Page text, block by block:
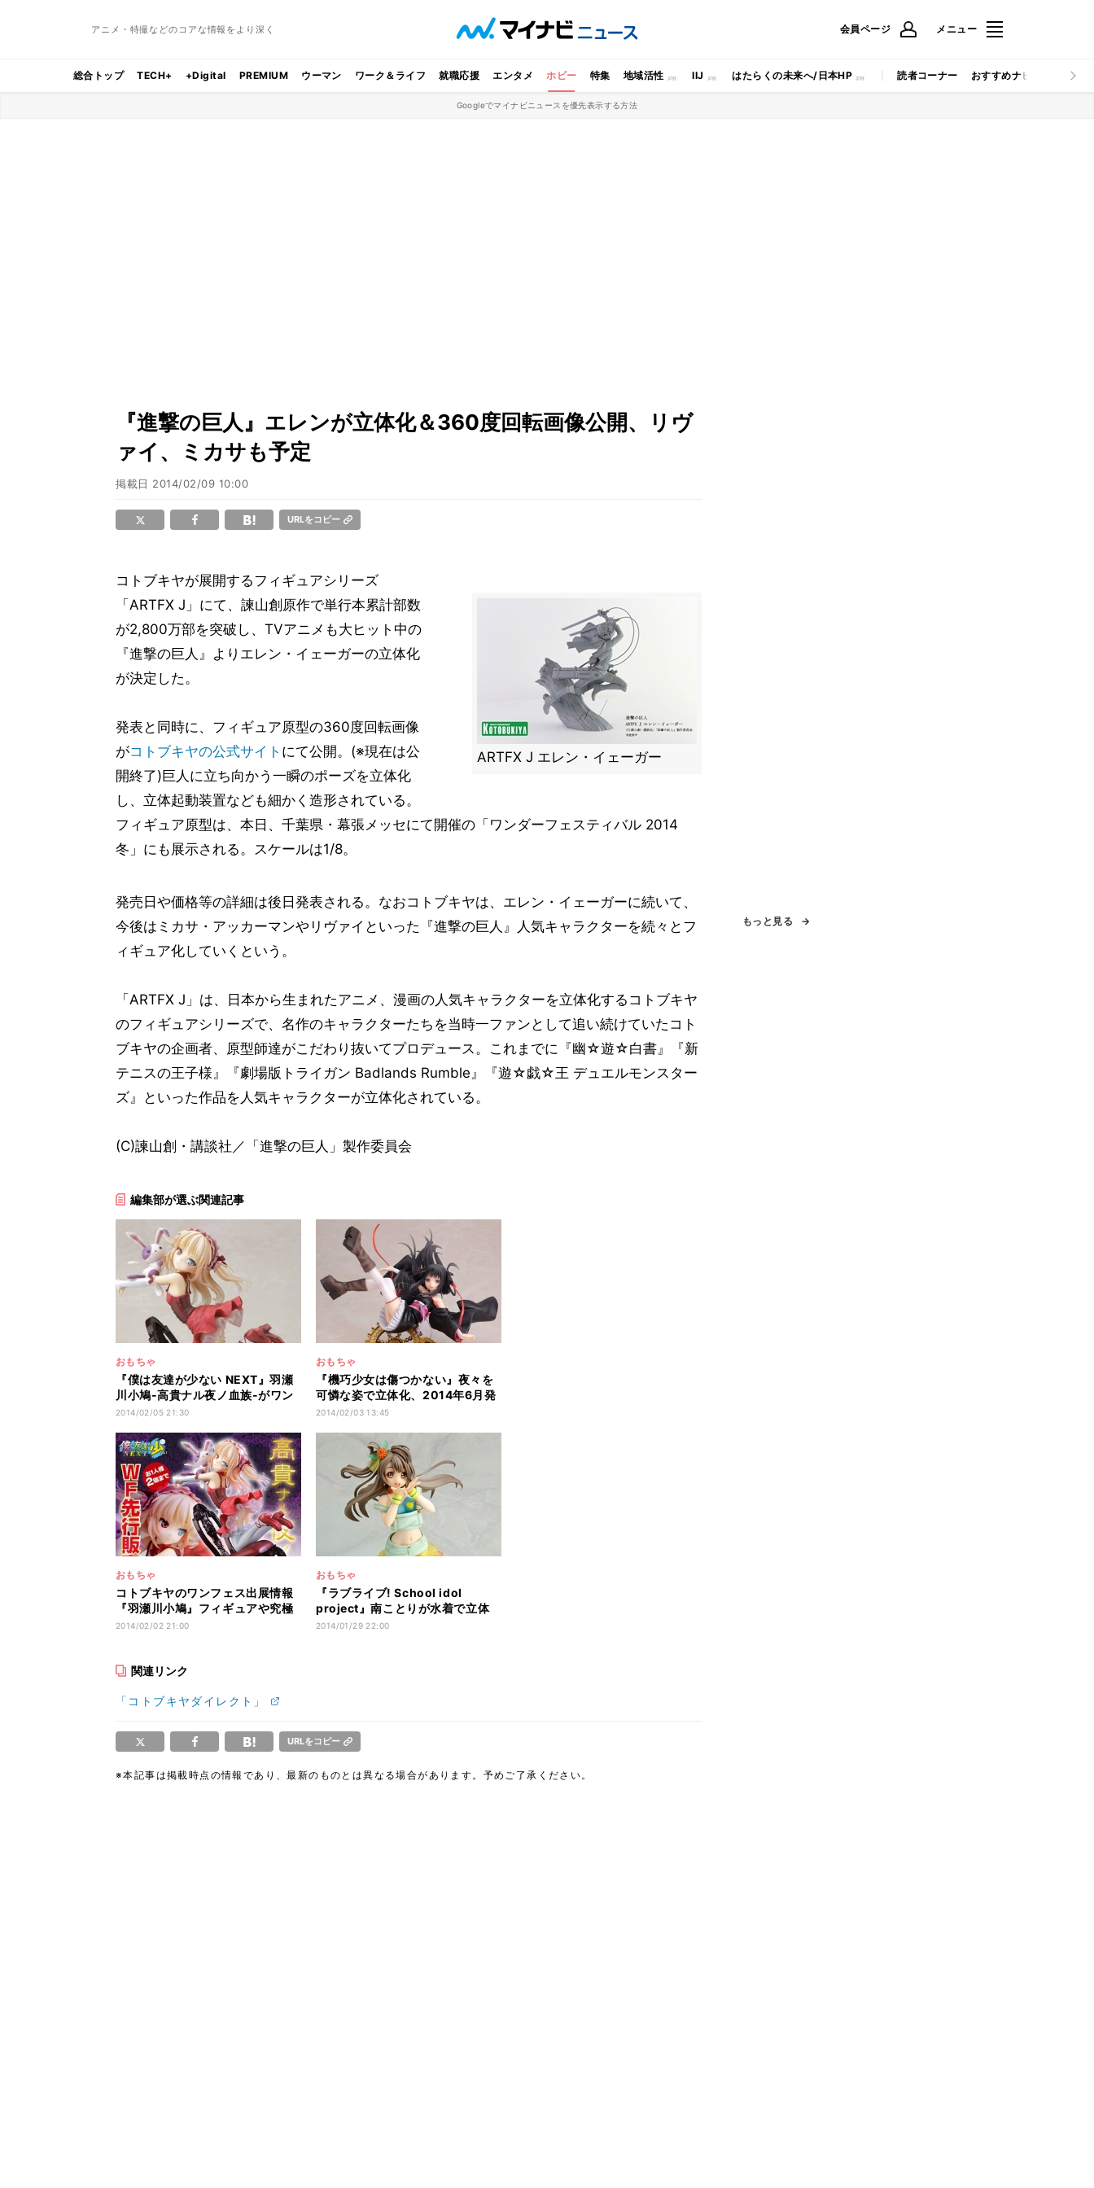
アニメ・特撮などのコアな情報をより深く 会員ページ メニュー
総合トップ TECH+ +Digital PREMIUM ウーマン ワーク＆ライフ 就職応援 エンタメ ホビー 特集 地域活性 IIJ はたらくの未来へ/日本HP 読者コーナー おすすめナビ マイナビ
Googleでマイナビニュースを優先表示する方法
『進撃の巨人』エレンが立体化＆360度回転画像公開、リヴ
ァイ、ミカサも予定
掲載日 2014/02/09 10:00
URLをコピー
ARTFX J エレン・イェーガー
コトブキヤが展開するフィギュアシリーズ
「ARTFX J」にて、諫山創原作で単行本累計部数
が2,800万部を突破し、TVアニメも大ヒット中の
『進撃の巨人』よりエレン・イェーガーの立体化
が決定した。
発表と同時に、フィギュア原型の360度回転画像
がコトブキヤの公式サイト にて公開。(※現在は公
開終了)巨人に立ち向かう一瞬のポーズを立体化
し、立体起動装置なども細かく造形されている。
フィギュア原型は、本日、千葉県・幕張メッセにて開催の「ワンダーフェスティバル 2014
冬」にも展示される。スケールは1/8。
発売日や価格等の詳細は後日発表される。なおコトブキヤは、エレン・イェーガーに続いて、
今後はミカサ・アッカーマンやリヴァイといった『進撃の巨人』人気キャラクターを続々とフ
ィギュア化していくという。
「ARTFX J」は、日本から生まれたアニメ、漫画の人気キャラクターを立体化するコトブキヤ
のフィギュアシリーズで、名作のキャラクターたちを当時一ファンとして追い続けていたコト
ブキヤの企画者、原型師達がこだわり抜いてプロデュース。これまでに『幽☆遊☆白書』『新
テニスの王子様』『劇場版トライガン Badlands Rumble』『遊☆戯☆王 デュエルモンスター
ズ』といった作品を人気キャラクターが立体化されている。
(C)諫山創・講談社／「進撃の巨人」製作委員会
編集部が選ぶ関連記事
おもちゃ
『僕は友達が少ない NEXT』羽瀬
川小鳩-高貴ナル夜ノ血族-がワン
フェス先行販売
2014/02/05 21:30
おもちゃ
『機巧少女は傷つかない』夜々を
可憐な姿で立体化、2014年6月発
売決定
2014/02/03 13:45
おもちゃ
コトブキヤのワンフェス出展情報
『羽瀬川小鳩』フィギュアや究極
のニッパーなど
2014/02/02 21:00
おもちゃ
『ラブライブ! School idol
project』南ことりが水着で立体
化、2014年6月発売
2014/01/29 22:00
関連リンク
「コトブキヤダイレクト」
URLをコピー
※本記事は掲載時点の情報であり、最新のものとは異なる場合があります。予めご了承ください。
もっと見る